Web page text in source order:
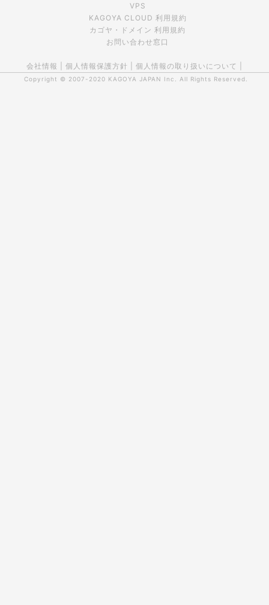
VPS
KAGOYA CLOUD 利用規約
カゴヤ・ドメイン 利用規約
お問い合わせ窓口
会社情報 個人情報保護方針 個人情報の取り扱いについて
Copyright © 2007-2020 KAGOYA JAPAN Inc. All Rights Reserved.